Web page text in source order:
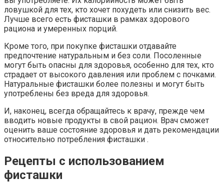
ловушкой для тех, кто хочет похудеть или снизить вес.
Лучше всего есть фисташки в рамках здорового
рациона и умеренных порций.
Кроме того, при покупке фисташки отдавайте
предпочтение натуральным и без соли. Посоленные
могут быть опасны для здоровья, особенно для тех, кто
страдает от высокого давления или проблем с почками.
Натуральные фисташки более полезны и могут быть
употреблены без вреда для здоровья.
И, наконец, всегда обращайтесь к врачу, прежде чем
вводить новые продукты в свой рацион. Врач сможет
оценить ваше состояние здоровья и дать рекомендации
относительно потребления фисташки .
Рецепты с использованием
фисташки